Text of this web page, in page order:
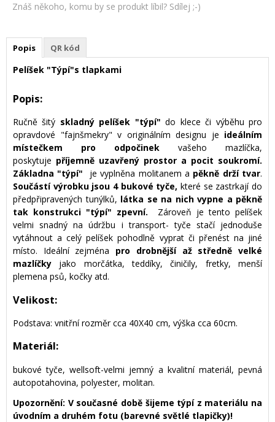
Znáš někoho, komu by se produkt líbil? Sdílej ;-)
Popis QR kód
Pelíšek "Týpí"s tlapkami
Popis:
Ručně šitý skladný pelíšek "týpí" do klece či výběhu pro
opravdové "fajnšmekry" v originálním designu je ideálním
místečkem pro odpočinek vašeho mazlíčka,
poskytuje příjemně uzavřený prostor a pocit soukromí.
Základna "týpí"
je vyplněna molitanem a pěkně drží tvar.
Součástí výrobku jsou 4 bukové tyče, které se zastrkají do
předpřipravených tunýlků, látka se na nich vypne a pěkně
tak konstrukci "týpí" zpevní. Zároveň je tento pelíšek
velmi snadný na údržbu i transport- tyče stačí jednoduše
vytáhnout a celý pelíšek pohodlně vyprat či přenést na jiné
místo. Ideální zejména pro drobnější až středně velké
mazlíčky jako morčátka, teddíky, činičily, fretky, menší
plemena psů, kočky atd.
Velikost:
Podstava: vnitřní rozměr cca 40X40 cm, výška cca 60cm.
Materiál:
bukové tyče, wellsoft-velmi jemný a kvalitní materiál, pevná
autopotahovina, polyester, molitan.
Upozornění: V současné době šijeme týpí z materiálu na
úvodním a druhém fotu (barevné světlé tlapičky)!